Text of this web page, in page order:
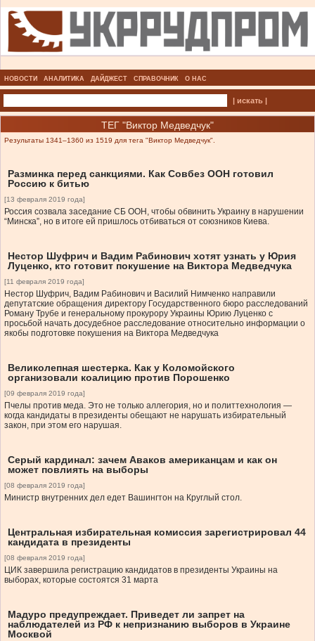
НОВОСТИ АНАЛИТИКА ДАЙДЖЕСТ СПРАВОЧНИК О НАС
| искать |
ТЕГ "Виктор Медведчук"
Результаты 1341–1360 из 1519 для тега "Виктор Медведчук".
Разминка перед санкциями. Как Совбез ООН готовил
Россию к битью
[13 февраля 2019 года]
Россия созвала заседание СБ ООН, чтобы обвинить Украину в нарушении
“Минска”, но в итоге ей пришлось отбиваться от союзников Киева.
Нестор Шуфрич и Вадим Рабинович хотят узнать у Юрия
Луценко, кто готовит покушение на Виктора Медведчука
[11 февраля 2019 года]
Нестор Шуфрич, Вадим Рабинович и Василий Нимченко направили
депутатские обращения директору Государственного бюро расследований
Роману Трубе и генеральному прокурору Украины Юрию Луценко с
просьбой начать досудебное расследование относительно информации о
якобы подготовке покушения на Виктора Медведчука
Великолепная шестерка. Как у Коломойского
организовали коалицию против Порошенко
[09 февраля 2019 года]
Пчелы против меда. Это не только аллегория, но и политтехнология —
когда кандидаты в президенты обещают не нарушать избирательный
закон, при этом его нарушая.
Серый кардинал: зачем Аваков американцам и как он
может повлиять на выборы
[08 февраля 2019 года]
Министр внутренних дел едет Вашингтон на Круглый стол.
Центральная избирательная комиссия зарегистрировал 44
кандидата в президенты
[08 февраля 2019 года]
ЦИК завершила регистрацию кандидатов в президенты Украины на
выборах, которые состоятся 31 марта
Мадуро предупреждает. Приведет ли запрет на
наблюдателей из РФ к непризнанию выборов в Украине
Москвой